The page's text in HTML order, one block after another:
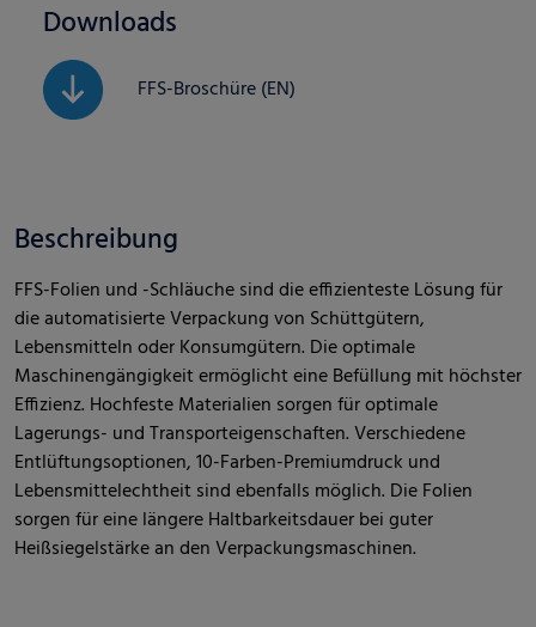
Downloads
FFS-Broschüre (EN)
Beschreibung
FFS-Folien und -Schläuche sind die effizienteste Lösung für
die automatisierte Verpackung von Schüttgütern,
Lebensmitteln oder Konsumgütern. Die optimale
Maschinengängigkeit ermöglicht eine Befüllung mit höchster
Effizienz. Hochfeste Materialien sorgen für optimale
Lagerungs- und Transporteigenschaften. Verschiedene
Entlüftungsoptionen, 10-Farben-Premiumdruck und
Lebensmittelechtheit sind ebenfalls möglich. Die Folien
sorgen für eine längere Haltbarkeitsdauer bei guter
Heißsiegelstärke an den Verpackungsmaschinen.